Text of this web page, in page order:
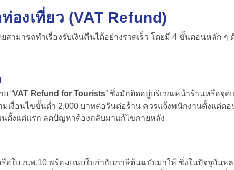
องเที่ยว (VAT Refund)
มารถทำเรื่องรับเงินคืนได้อย่างรวดเร็ว โดยมี 4 ขั้นตอนหลัก ๆ
“VAT Refund for Tourists” ซึ่งมักติดอยู่บริเวณหน้าร้านหรือจุด
เงื่อนไขขั้นต่ำ 2,000 บาทต่อวันต่อร้าน ควรแจ้งพนักงานตั้งแต่ต
ตั้งแต่แรก ลดปัญหาต้องกลับมาแก้ไขภายหลัง
อใบ ภ.พ.10 พร้อมแนบใบกำกับภาษีต้นฉบับมาให้ ซึ่งในปัจจุบันห